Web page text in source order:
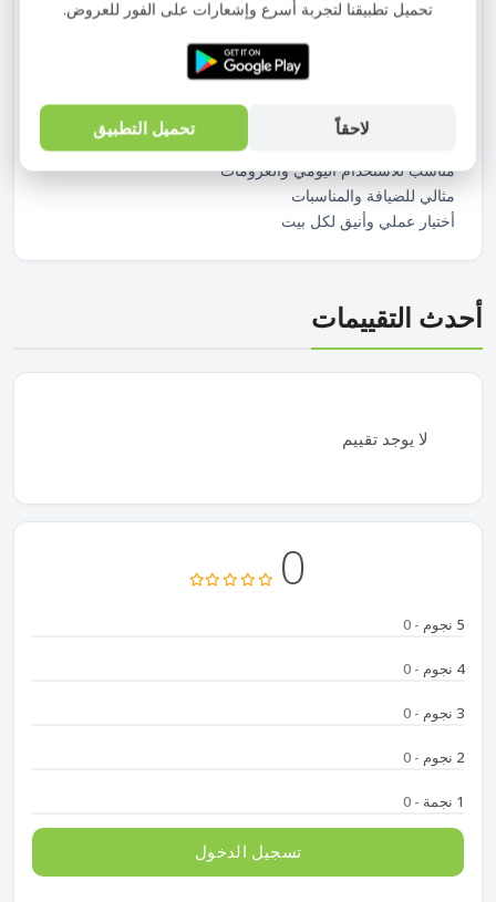
كلاسيكى ، مناسب لتقديم القهوة التركي أو العربي بأسلوب أنيق
بورسلين عملي وسهل التنظيف
لون أبيض يناسب جميع أطقم السفرة
مناسب للاستخدام اليومي والعزومات
مثالي للضيافة والمناسبات
أختيار عملي وأنيق لكل بيت
أحدث التقييمات
لا يوجد تقييم
0
5 نجوم - 0
4 نجوم - 0
3 نجوم - 0
2 نجوم - 0
1 نجمة - 0
تسجيل الدخول
تحميل تطبيقنا لتجربة أسرع وإشعارات على الفور للعروض.
لاحقاً تحميل التطبيق